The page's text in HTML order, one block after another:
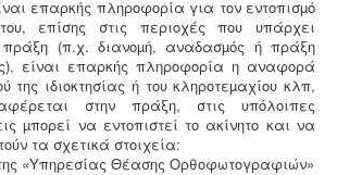
έχουν την υποχρέωση να διαθέτουν
από επαγγελματία τεχνικό
εγγεγραμμένο στο μητρώο της
(Ν. 3850/10, άρθρα 12, 42, 43)
επαρκής πληροφορία για τον εντοπισµό
επίσης στις περιοχές που υπάρχει
πράξη (π.χ. διανοµή, αναδασµός ή πράξη
είναι επαρκής πληροφορία η αναφορά
της ιδιοκτησίας ή του κληροτεµαχίου κλπ,
στην πράξη, στις υπόλοιπες
µπορεί να εντοπιστεί το ακίνητο και να
τα σχετικά στοιχεία:
«Υπηρεσίας Θέασης Ορθοφωτογραφιών»